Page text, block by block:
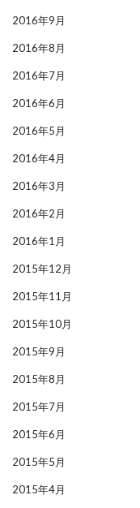
2016年9月
2016年8月
2016年7月
2016年6月
2016年5月
2016年4月
2016年3月
2016年2月
2016年1月
2015年12月
2015年11月
2015年10月
2015年9月
2015年8月
2015年7月
2015年6月
2015年5月
2015年4月